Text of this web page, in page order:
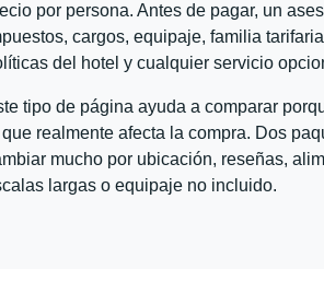
por persona. Antes de pagar, un
cargos, equipaje, familia
del hotel y cualquier servicio
tipo de página ayuda a comparar
que realmente afecta la compra. Dos
mucho por ubicación, reseñas,
largas o equipaje no incluido.